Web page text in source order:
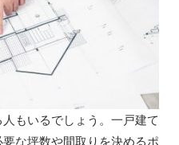
もいるでしょう。一戸建て
な坪数や間取りを決めるポ